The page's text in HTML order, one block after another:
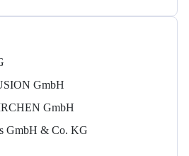
GmbH
GmbH
GmbH & Co. KG